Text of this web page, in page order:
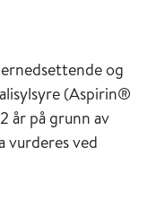
og
(Aspirin®
år på grunn av
vurderes ved